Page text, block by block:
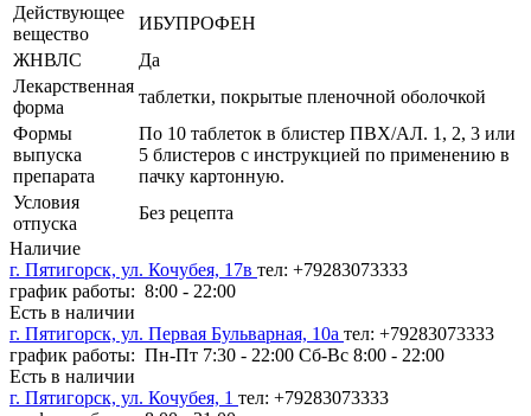
Действующее
вещество
ИБУПРОФЕН
ЖНВЛС
Да
Лекарственная
форма
таблетки, покрытые пленочной оболочкой
Формы
выпуска
препарата
По 10 таблеток в блистер ПВХ/АЛ. 1, 2, 3 или
5 блистеров с инструкцией по применению в
пачку картонную.
Условия
отпуска
Без рецепта
Наличие
г. Пятигорск, ул. Кочубея, 17в тел: +79283073333
график работы: 8:00 - 22:00
Есть в наличии
г. Пятигорск, ул. Первая Бульварная, 10а тел: +79283073333
график работы: Пн-Пт 7:30 - 22:00 Сб-Вс 8:00 - 22:00
Есть в наличии
г. Пятигорск, ул. Кочубея, 1 тел: +79283073333